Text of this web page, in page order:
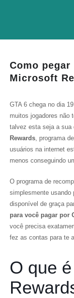
Como pegar
Microsoft
GTA 6 chega no dia
muitos jogadores não
talvez esta seja a sua
Rewards, programa
usuários na internet
menos conseguindo
O programa de
simplesmente usando
disponível de graça
para você pagar por
você precisa
fez as contas para te
O que